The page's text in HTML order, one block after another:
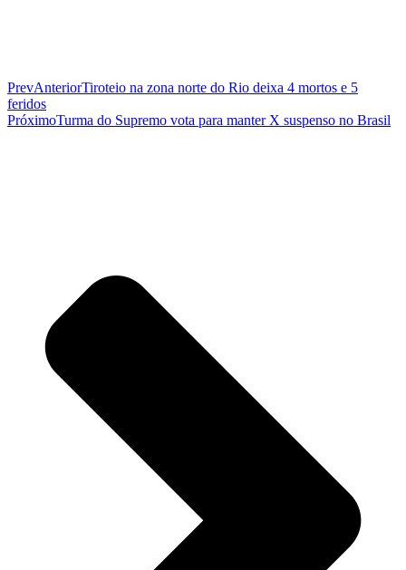
PrevAnteriorTiroteio na zona norte do Rio deixa 4 mortos e 5
feridos
PróximoTurma do Supremo vota para manter X suspenso no Brasil